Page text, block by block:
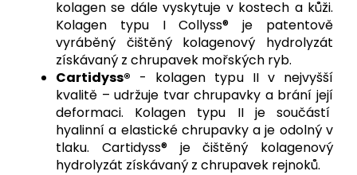
kolagen se dále vyskytuje v kostech a kůži.
Kolagen typu I Collyss® je patentově
vyráběný čištěný kolagenový hydrolyzát
získávaný z chrupavek mořských ryb.
Cartidyss® - kolagen typu II v nejvyšší
kvalitě – udržuje tvar chrupavky a brání její
deformaci. Kolagen typu II je součástí
hyalinní a elastické chrupavky a je odolný v
tlaku. Cartidyss® je čištěný kolagenový
hydrolyzát získávaný z chrupavek rejnoků.